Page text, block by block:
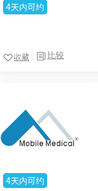
4天内可约
比较
收藏
4天内可约